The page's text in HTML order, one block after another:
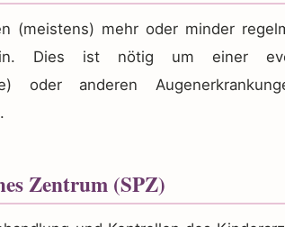
(meistens) mehr oder minder
Dies ist nötig um einer
oder anderen
Zentrum (SPZ)